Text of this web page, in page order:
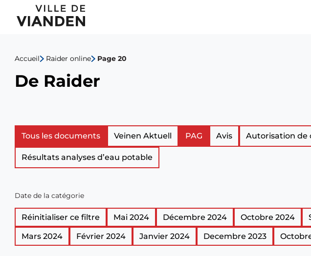
De
Raider
Menu
navigation
principal
Accueil Raider online Page 20
De Raider
Liste
des
documents
officiels
Tous les documents Veinen Aktuell PAG Avis Autorisation de
Résultats analyses d’eau potable
Date de la catégorie
Réinitialiser ce filtre Mai 2024 Décembre 2024 Octobre 2024
Mars 2024 Février 2024 Janvier 2024 Decembre 2023